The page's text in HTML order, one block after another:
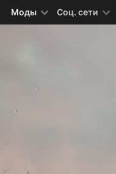
Моды Соц. сети